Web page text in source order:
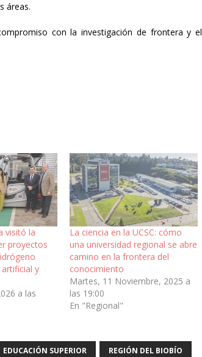
áreas.
con la investigación de frontera y el
visitó la
proyectos
y
a las
La ciencia en la UCSC: cómo
una universidad regional se abre
camino en la frontera del
conocimiento
Martes, 11 Noviembre, 2025 a
las 19:00
En "Regional"
EDUCACIÓN SUPERIOR REGIÓN DEL BIOBÍO